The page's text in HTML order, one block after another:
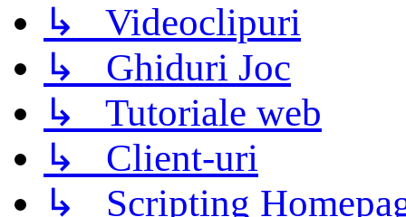
↳ Videoclipuri
↳ Ghiduri Joc
↳ Tutoriale web
↳ Client-uri
↳ Scripting